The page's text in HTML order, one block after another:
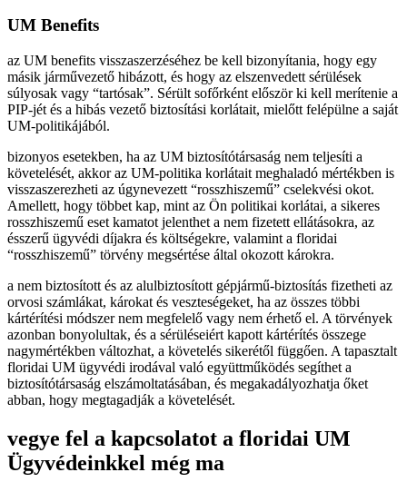
UM Benefits
az UM benefits visszaszerzéséhez be kell bizonyítania, hogy egy
másik járművezető hibázott, és hogy az elszenvedett sérülések
súlyosak vagy “tartósak”. Sérült sofőrként először ki kell merítenie a
PIP-jét és a hibás vezető biztosítási korlátait, mielőtt felépülne a saját
UM-politikájából.
bizonyos esetekben, ha az UM biztosítótársaság nem teljesíti a
követelését, akkor az UM-politika korlátait meghaladó mértékben is
visszaszerezheti az úgynevezett “rosszhiszemű” cselekvési okot.
Amellett, hogy többet kap, mint az Ön politikai korlátai, a sikeres
rosszhiszemű eset kamatot jelenthet a nem fizetett ellátásokra, az
ésszerű ügyvédi díjakra és költségekre, valamint a floridai
“rosszhiszemű” törvény megsértése által okozott károkra.
a nem biztosított és az alulbiztosított gépjármű-biztosítás fizetheti az
orvosi számlákat, károkat és veszteségeket, ha az összes többi
kártérítési módszer nem megfelelő vagy nem érhető el. A törvények
azonban bonyolultak, és a sérüléseiért kapott kártérítés összege
nagymértékben változhat, a követelés sikerétől függően. A tapasztalt
floridai UM ügyvédi irodával való együttműködés segíthet a
biztosítótársaság elszámoltatásában, és megakadályozhatja őket
abban, hogy megtagadják a követelését.
vegye fel a kapcsolatot a floridai UM
Ügyvédeinkkel még ma